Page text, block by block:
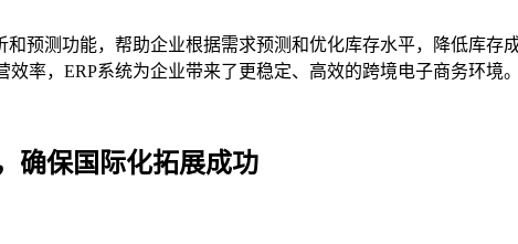
和预测功能，帮助企业根据需求预测和优化库存水平，降低库
率，ERP系统为企业带来了更稳定、高效的跨境电子商务环境。
确保国际化拓展成功